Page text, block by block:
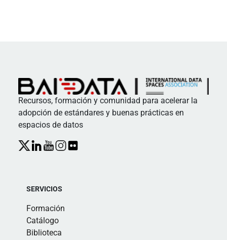
Recursos, formación y comunidad para acelerar la
adopción de estándares y buenas prácticas en
espacios de datos
SERVICIOS
Formación
Catálogo
Biblioteca